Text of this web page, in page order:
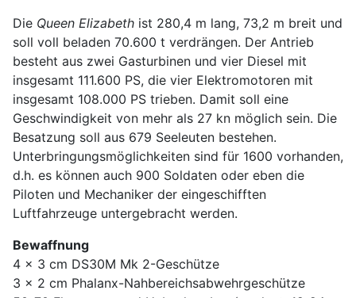
Die Queen Elizabeth ist 280,4 m lang, 73,2 m breit und
soll voll beladen 70.600 t verdrängen. Der Antrieb
besteht aus zwei Gasturbinen und vier Diesel mit
insgesamt 111.600 PS, die vier Elektromotoren mit
insgesamt 108.000 PS trieben. Damit soll eine
Geschwindigkeit von mehr als 27 kn möglich sein. Die
Besatzung soll aus 679 Seeleuten bestehen.
Unterbringungsmöglichkeiten sind für 1600 vorhanden,
d.h. es können auch 900 Soldaten oder eben die
Piloten und Mechaniker der eingeschifften
Luftfahrzeuge untergebracht werden.
Bewaffnung
4 x 3 cm DS30M Mk 2-Geschütze
3 x 2 cm Phalanx-Nahbereichsabwehrgeschütze